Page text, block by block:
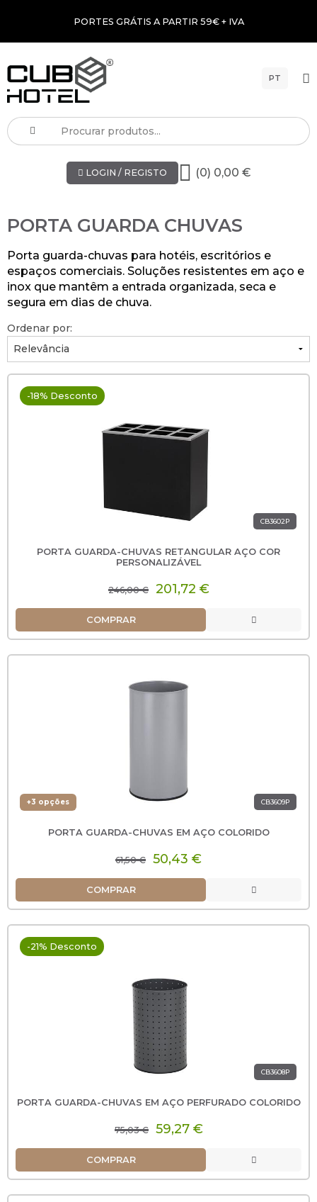
PORTES GRÁTIS A PARTIR 59€ + IVA
PT
LOGIN / REGISTO (0) 0,00 €
PORTA GUARDA CHUVAS
Porta guarda-chuvas para hotéis, escritórios e
espaços comerciais. Soluções resistentes em aço e
inox que mantêm a entrada organizada, seca e
segura em dias de chuva.
Ordenar por:
-18% Desconto
CB3602P
PORTA GUARDA-CHUVAS RETANGULAR AÇO COR
PERSONALIZÁVEL
246,00 € 201,72 €
COMPRAR
+3 opções CB3609P
PORTA GUARDA-CHUVAS EM AÇO COLORIDO
61,50 € 50,43 €
COMPRAR
-21% Desconto
CB3608P
PORTA GUARDA-CHUVAS EM AÇO PERFURADO COLORIDO
75,03 € 59,27 €
COMPRAR